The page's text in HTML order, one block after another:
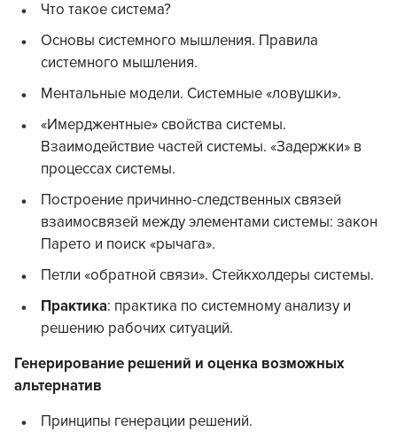
Что такое система?
Основы системного мышления. Правила
системного мышления.
Ментальные модели. Системные «ловушки».
«Имерджентные» свойства системы.
Взаимодействие частей системы. «Задержки» в
процессах системы.
Построение причинно-следственных связей
взаимосвязей между элементами системы: закон
Парето и поиск «рычага».
Петли «обратной связи». Стейкхолдеры системы.
Практика: практика по системному анализу и
решению рабочих ситуаций.
Генерирование решений и оценка возможных
альтернатив
Принципы генерации решений.